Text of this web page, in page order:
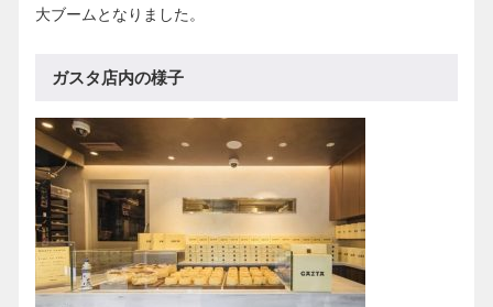
大ブームとなりました。
ガスタ店内の様子